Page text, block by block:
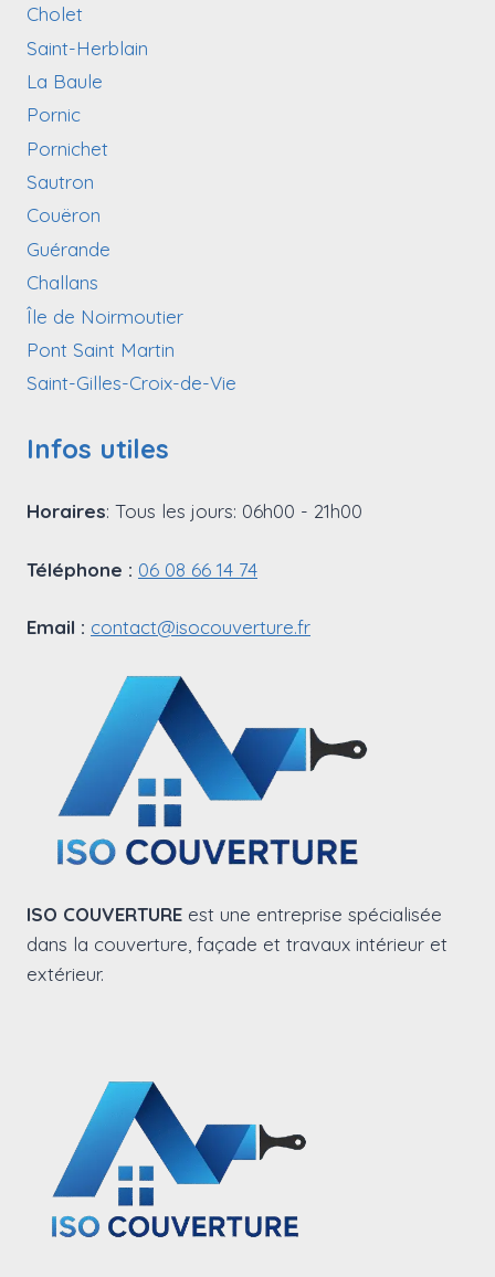
Cholet
Saint-Herblain
La Baule
Pornic
Pornichet
Sautron
Couëron
Guérande
Challans
Île de Noirmoutier
Pont Saint Martin
Saint-Gilles-Croix-de-Vie
Infos utiles
Horaires: Tous les jours: 06h00 - 21h00
Téléphone : 06 08 66 14 74
Email : contact@isocouverture.fr
ISO COUVERTURE est une entreprise spécialisée
dans la couverture, façade et travaux intérieur et
extérieur.